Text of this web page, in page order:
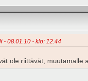
- 08.01.10 - klo: 12.44
ole riittävät, muutamalle